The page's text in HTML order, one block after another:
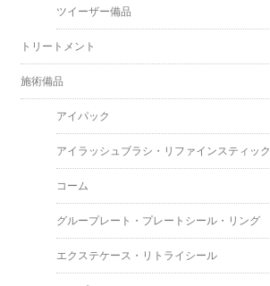
ツイーザー備品
トリートメント
施術備品
アイパック
アイラッシュブラシ・リファインスティック
コーム
グループレート・プレートシール・リング
エクステケース・リトライシール